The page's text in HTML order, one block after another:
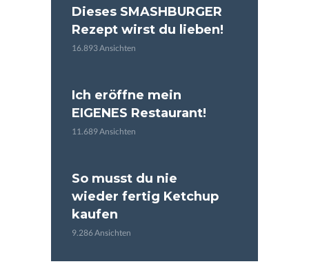
Dieses SMASHBURGER
Rezept wirst du lieben!
16.893 Ansichten
Ich eröffne mein
EIGENES Restaurant!
11.689 Ansichten
So musst du nie
wieder fertig Ketchup
kaufen
9.286 Ansichten